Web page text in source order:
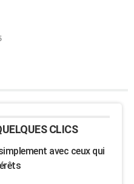
CLICS
avec ceux qui